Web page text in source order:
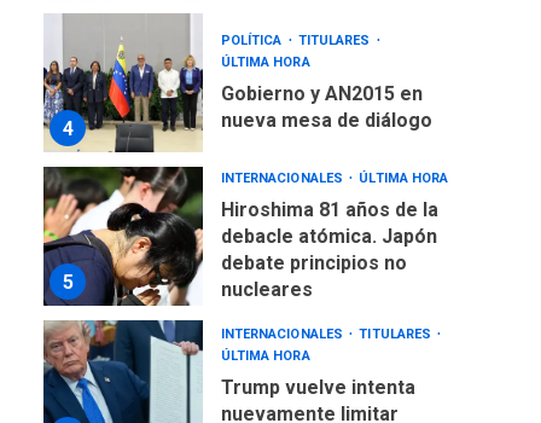
4
POLÍTICA
TITULARES
ÚLTIMA HORA
Gobierno y AN2015 en
nueva mesa de diálogo
5
INTERNACIONALES ÚLTIMA HORA
Hiroshima 81 años de la
debacle atómica. Japón
debate principios no
nucleares
INTERNACIONALES
TITULARES
ÚLTIMA HORA
Trump vuelve intenta
nuevamente limitar